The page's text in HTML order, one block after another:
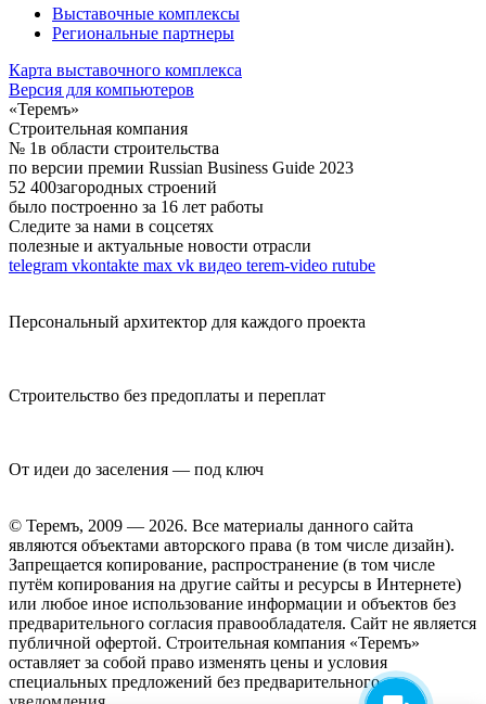
Выставочные комплексы
Региональные партнеры
Карта выставочного комплекса
Версия для компьютеров
«Теремъ»
Строительная компания
№ 1в области строительства
по версии премии Russian Business Guide 2023
52 400загородных строений
было построенно за 16 лет работы
Следите за нами в соцсетях
полезные и актуальные новости отрасли
telegram vkontakte max vk видео terem-video rutube
Персональный архитектор для каждого проекта
Строительство без предоплаты и переплат
От идеи до заселения — под ключ
© Теремъ, 2009 — 2026. Все материалы данного сайта
являются объектами авторского права (в том числе дизайн).
Запрещается копирование, распространение (в том числе
путём копирования на другие сайты и ресурсы в Интернете)
или любое иное использование информации и объектов без
предварительного согласия правообладателя. Cайт не является
публичной офертой. Строительная компания «Теремъ»
оставляет за собой право изменять цены и условия
специальных предложений без предварительного